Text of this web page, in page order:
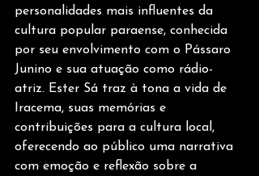
personalidades mais influentes da
cultura popular paraense, conhecida
por seu envolvimento com o Pássaro
Junino e sua atuação como rádio-
atriz. Ester Sá traz à tona a vida de
Iracema, suas memórias e
contribuições para a cultura local,
oferecendo ao público uma narrativa
com emoção e reflexão sobre a